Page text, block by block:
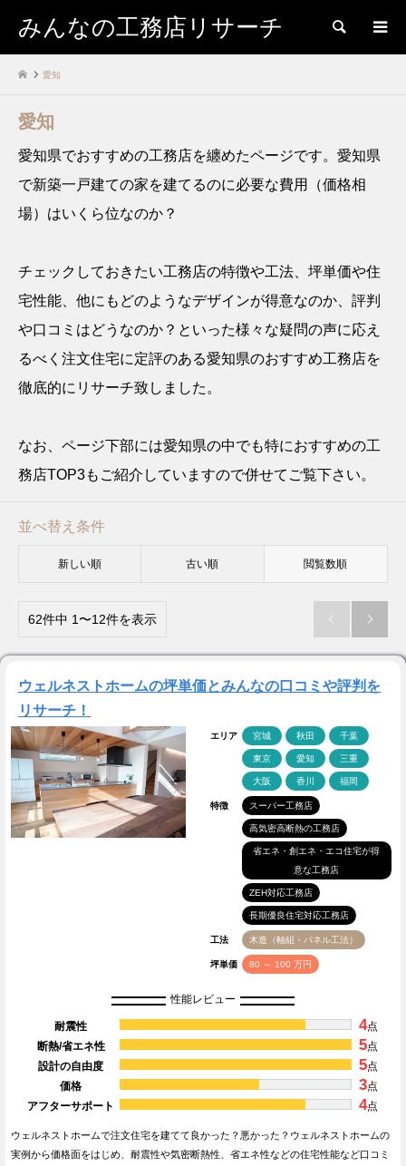
みんなの工務店リサーチ 検索
愛知
愛知
愛知県でおすすめの工務店を纏めたページです。愛知県
で新築一戸建ての家を建てるのに必要な費用（価格相
場）はいくら位なのか？
チェックしておきたい工務店の特徴や工法、坪単価や住
宅性能、他にもどのようなデザインが得意なのか、評判
や口コミはどうなのか？といった様々な疑問の声に応え
るべく注文住宅に定評のある愛知県のおすすめ工務店を
徹底的にリサーチ致しました。
なお、ページ下部には愛知県の中でも特におすすめの工
務店TOP3もご紹介していますので併せてご覧下さい。
並べ替え条件
新しい順 古い順 閲覧数順
62件中 1〜12件を表示  
ウェルネストホームの坪単価とみんなの口コミや評判を
リサーチ！
エリア 宮城 秋田 千葉
東京 愛知 三重
大阪 香川 福岡
特徴 スーパー工務店
高気密高断熱の工務店
省エネ・創エネ・エコ住宅が得
意な工務店
ZEH対応工務店
長期優良住宅対応工務店
工法 木造（軸組・パネル工法）
坪単価 80 ～ 100 万円
性能レビュー
耐震性 4点
断熱/省エネ性
5点
設計の自由度
5点
価格
3点
アフターサポート
4点
ウェルネストホームで注文住宅を建てて良かった？悪かった？ウェルネストホームの
実例から価格面をはじめ、耐震性や気密断熱性、省エネ性などの住宅性能など口コミ